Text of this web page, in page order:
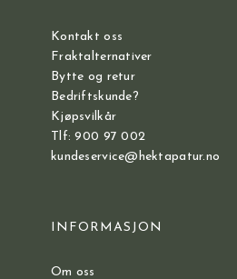
Kontakt oss
Fraktalternativer
Bytte og retur
Bedriftskunde?
Kjøpsvilkår
Tlf: 900 97 002
kundeservice@hektapatur.no
INFORMASJON
Om oss